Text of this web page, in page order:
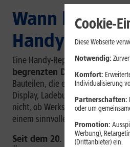
Wann lohnt
Handy-
Eine Handy-Reparatur lohnt sich
begrenzten Defekten. Dazu
Bauteilen, die einzeln ersetzt
Display, Ladebuchse oder
nicht, ob Werkstatt, Ersatzteil
einem sinnvollen Verhältnis zum
Seit dem 20. Juni 2025
Cookie-
Diese Webseite
Notwendig:
Komfort:
Individualisierung
Partnerschaften:
oder um
Promotion:
Werbung),
(Drittanbieter) ein.